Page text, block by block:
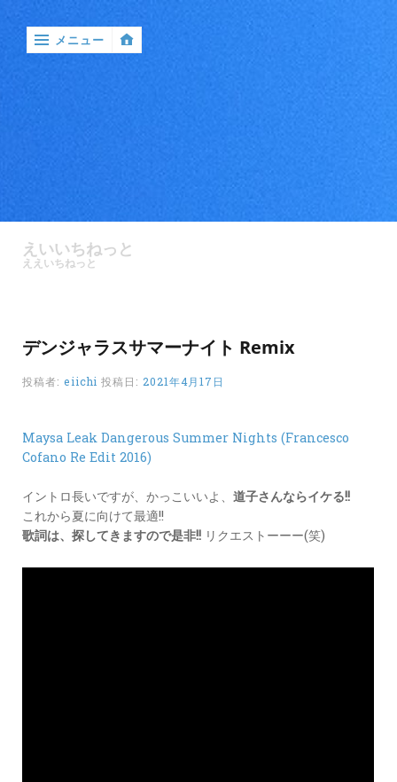
ケ
ー
ン
ル
ー
ド
LINK
メニュー
えいいちねっと
ええいちねっと
デンジャラスサマーナイト Remix
投稿者: eiichi 投稿日: 2021年4月17日
Maysa Leak Dangerous Summer Nights (Francesco
Cofano Re Edit 2016)
イントロ長いですが、かっこいいよ、道子さんならイケる!!
これから夏に向けて最適!!
歌詞は、探してきますので是非!! リクエストーーー(笑)